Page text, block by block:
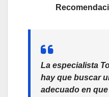
La especialista
hay que buscar
adecuado en